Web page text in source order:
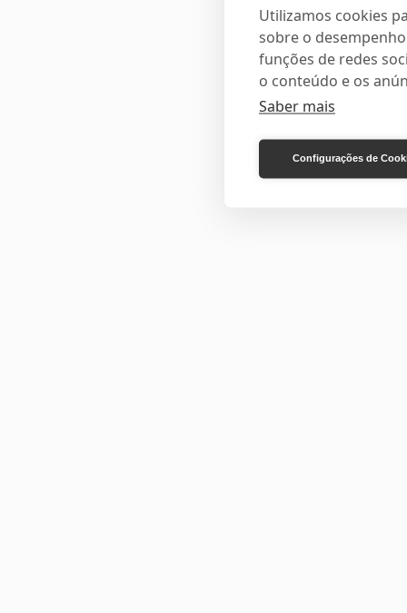
Utilizamos cookies
sobre o
funções de redes
o conteúdo e os
Saber mais
Configurações de